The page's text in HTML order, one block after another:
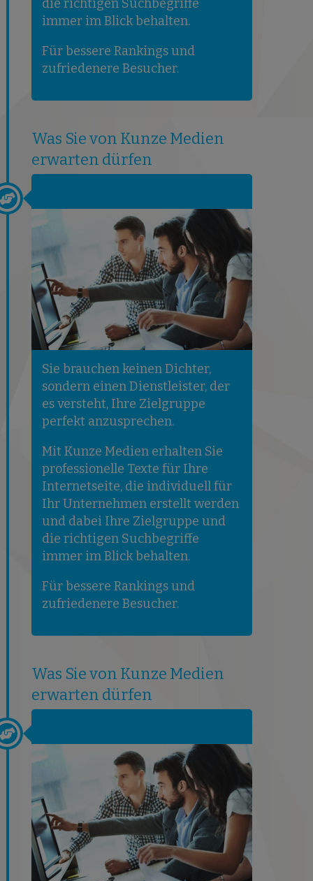
die richtigen Suchbegriffe
immer im Blick behalten.
Für bessere Rankings und
zufriedenere Besucher.
Was Sie von Kunze Medien
erwarten dürfen
Sie brauchen keinen Dichter,
sondern einen Dienstleister, der
es versteht, Ihre Zielgruppe
perfekt anzusprechen.
Mit Kunze Medien erhalten Sie
professionelle Texte für Ihre
Internetseite, die individuell für
Ihr Unternehmen erstellt werden
und dabei Ihre Zielgruppe und
die richtigen Suchbegriffe
immer im Blick behalten.
Für bessere Rankings und
zufriedenere Besucher.
Was Sie von Kunze Medien
erwarten dürfen